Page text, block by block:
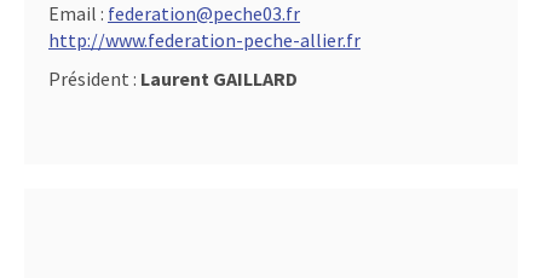
Email : federation@peche03.fr
http://www.federation-peche-allier.fr
Président : Laurent GAILLARD